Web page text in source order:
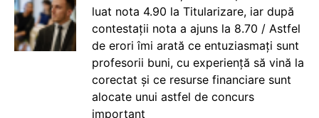
luat nota 4.90 la Titularizare, iar după
contestații nota a ajuns la 8.70 / Astfel
de erori îmi arată ce entuziasmați sunt
profesorii buni, cu experiență să vină la
corectat și ce resurse financiare sunt
alocate unui astfel de concurs
important